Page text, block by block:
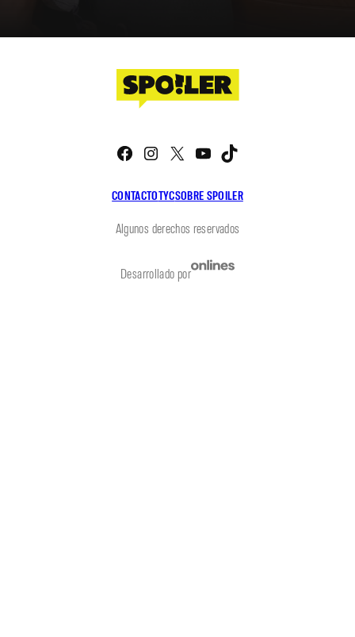
CONTACTOTYCSOBRE SPOILER
Facebook
Instagram
X YouTube
Algunos derechos reservados
Desarrollado por